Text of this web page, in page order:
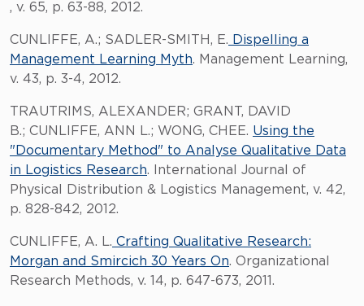
, v. 65, p. 63-88, 2012.
CUNLIFFE, A.; SADLER-SMITH, E. Dispelling a
Management Learning Myth. Management Learning,
v. 43, p. 3-4, 2012.
TRAUTRIMS, ALEXANDER; GRANT, DAVID
B.; CUNLIFFE, ANN L.; WONG, CHEE. Using the
"Documentary Method" to Analyse Qualitative Data
in Logistics Research. International Journal of
Physical Distribution & Logistics Management, v. 42,
p. 828-842, 2012.
CUNLIFFE, A. L. Crafting Qualitative Research:
Morgan and Smircich 30 Years On. Organizational
Research Methods, v. 14, p. 647-673, 2011.